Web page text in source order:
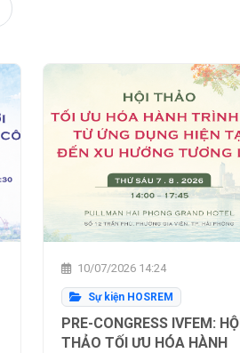
10/07/2026 14:24
Sự kiện HOSREM
PRE-CONGRESS IVFEM: HỘI
THẢO TỐI ƯU HÓA HÀNH